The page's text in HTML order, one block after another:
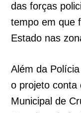
das forças
tempo em que
Estado nas
Além da
o projeto conta
Municipal de